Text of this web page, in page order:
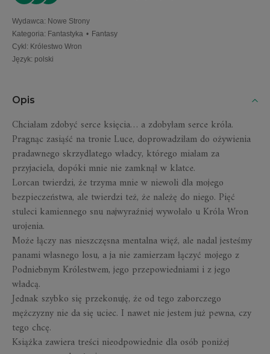
Wydawca: Nowe Strony
Kategoria: Fantastyka • Fantasy
Cykl: Królestwo Wron
Język: polski
Opis
Chciałam zdobyć serce księcia… a zdobyłam serce króla.
Pragnąc zasiąść na tronie Luce, doprowadziłam do ożywienia
pradawnego skrzydlatego władcy, którego miałam za
przyjaciela, dopóki mnie nie zamknął w klatce.
Lorcan twierdzi, że trzyma mnie w niewoli dla mojego
bezpieczeństwa, ale twierdzi też, że należę do niego. Pięć
stuleci kamiennego snu najwyraźniej wywołało u Króla Wron
urojenia.
Może łączy nas nieszczęsna mentalna więź, ale nadal jesteśmy
panami własnego losu, a ja nie zamierzam łączyć mojego z
Podniebnym Królestwem, jego przepowiedniami i z jego
władcą.
Jednak szybko się przekonuję, że od tego zaborczego
mężczyzny nie da się uciec. I nawet nie jestem już pewna, czy
tego chcę.
Książka zawiera treści nieodpowiednie dla osób poniżej